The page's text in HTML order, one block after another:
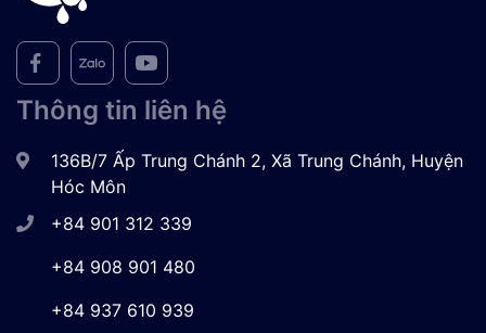
Thông tin liên hệ
136B/7 Ấp Trung Chánh 2, Xã Trung Chánh, Huyện
Hóc Môn
+84 901 312 339
+84 908 901 480
+84 937 610 939